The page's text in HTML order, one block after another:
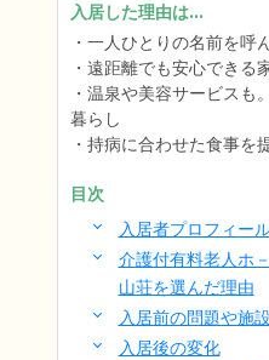
入居した理由は...
一人ひとりの名前を呼
遠距離でも安心できる
温泉や美容サービスも
暮らし
持病に合わせた食事を
目次
入居者プロフィー
介護付有料老人
山荘を選んだ理由
入居前の問題や施
入居後の変化